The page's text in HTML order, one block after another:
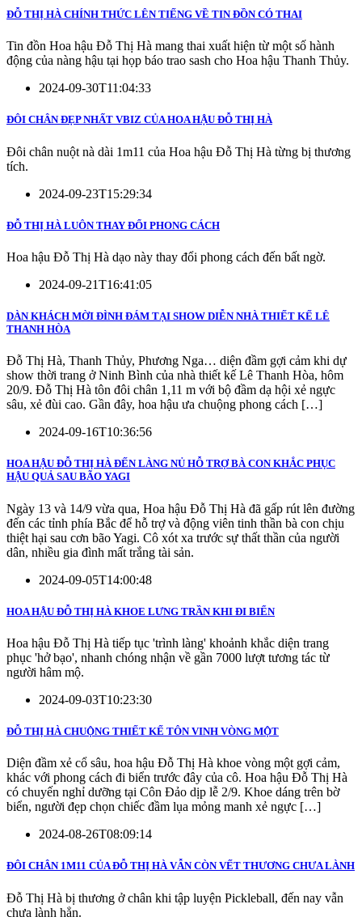
ĐỖ THỊ HÀ CHÍNH THỨC LÊN TIẾNG VỀ TIN ĐỒN CÓ THAI
Tin đồn Hoa hậu Đỗ Thị Hà mang thai xuất hiện từ một số hành
động của nàng hậu tại họp báo trao sash cho Hoa hậu Thanh Thủy.
2024-09-30T11:04:33
ĐÔI CHÂN ĐẸP NHẤT VBIZ CỦA HOA HẬU ĐỖ THỊ HÀ
Đôi chân nuột nà dài 1m11 của Hoa hậu Đỗ Thị Hà từng bị thương
tích.
2024-09-23T15:29:34
ĐỖ THỊ HÀ LUÔN THAY ĐỔI PHONG CÁCH
Hoa hậu Đỗ Thị Hà dạo này thay đổi phong cách đến bất ngờ.
2024-09-21T16:41:05
DÀN KHÁCH MỜI ĐÌNH ĐÁM TẠI SHOW DIỄN NHÀ THIẾT KẾ LÊ
THANH HÒA
Đỗ Thị Hà, Thanh Thủy, Phương Nga… diện đầm gợi cảm khi dự
show thời trang ở Ninh Bình của nhà thiết kế Lê Thanh Hòa, hôm
20/9. Đỗ Thị Hà tôn đôi chân 1,11 m với bộ đầm dạ hội xẻ ngực
sâu, xẻ đùi cao. Gần đây, hoa hậu ưa chuộng phong cách […]
2024-09-16T10:36:56
HOA HẬU ĐỖ THỊ HÀ ĐẾN LÀNG NỦ HỖ TRỢ BÀ CON KHẮC PHỤC
HẬU QUẢ SAU BÃO YAGI
Ngày 13 và 14/9 vừa qua, Hoa hậu Đỗ Thị Hà đã gấp rút lên đường
đến các tỉnh phía Bắc để hỗ trợ và động viên tinh thần bà con chịu
thiệt hại sau cơn bão Yagi. Cô xót xa trước sự thất thần của người
dân, nhiều gia đình mất trắng tài sản.
2024-09-05T14:00:48
HOA HẬU ĐỖ THỊ HÀ KHOE LƯNG TRẦN KHI ĐI BIỂN
Hoa hậu Đỗ Thị Hà tiếp tục 'trình làng' khoảnh khắc diện trang
phục 'hở bạo', nhanh chóng nhận về gần 7000 lượt tương tác từ
người hâm mộ.
2024-09-03T10:23:30
ĐỖ THỊ HÀ CHUỘNG THIẾT KẾ TÔN VINH VÒNG MỘT
Diện đầm xẻ cổ sâu, hoa hậu Đỗ Thị Hà khoe vòng một gợi cảm,
khác với phong cách đi biển trước đây của cô. Hoa hậu Đỗ Thị Hà
có chuyến nghỉ dưỡng tại Côn Đảo dịp lễ 2/9. Khoe dáng trên bờ
biển, người đẹp chọn chiếc đầm lụa mỏng manh xẻ ngực […]
2024-08-26T08:09:14
ĐÔI CHÂN 1M11 CỦA ĐỖ THỊ HÀ VẪN CÒN VẾT THƯƠNG CHƯA LÀNH
Đỗ Thị Hà bị thương ở chân khi tập luyện Pickleball, đến nay vẫn
chưa lành hẳn.